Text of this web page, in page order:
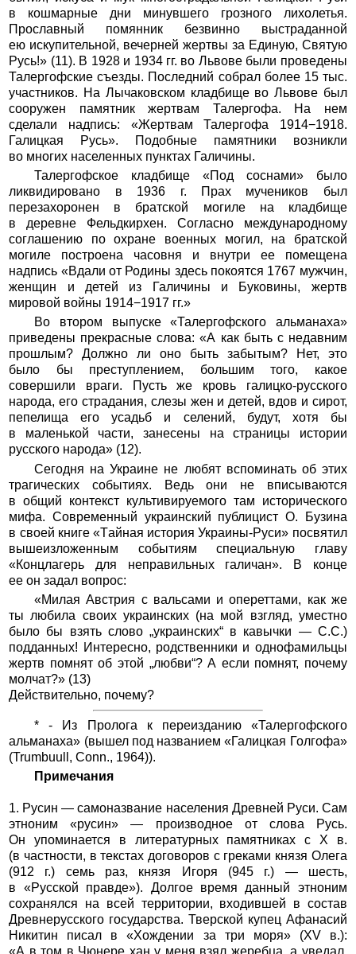
в кошмарные дни минувшего грозного лихолетья.
Прославный помянник безвинно выстраданной
ею искупительной, вечерней жертвы за Единую, Святую
Русь!» (11). В 1928 и 1934 гг. во Львове были проведены
Талергофские съезды. Последний собрал более 15 тыс.
участников. На Лычаковском кладбище во Львове был
сооружен памятник жертвам Талергофа. На нем
сделали надпись: «Жертвам Талергофа 1914−1918.
Галицкая Русь». Подобные памятники возникли
во многих населенных пунктах Галичины.
Талергофское кладбище «Под соснами» было
ликвидировано в 1936 г. Прах мучеников был
перезахоронен в братской могиле на кладбище
в деревне Фельдкирхен. Согласно международному
соглашению по охране военных могил, на братской
могиле построена часовня и внутри ее помещена
надпись «Вдали от Родины здесь покоятся 1767 мужчин,
женщин и детей из Галичины и Буковины, жертв
мировой войны 1914−1917 гг.»
Во втором выпуске «Талергофского альманаха»
приведены прекрасные слова: «А как быть с недавним
прошлым? Должно ли оно быть забытым? Нет, это
было бы преступлением, большим того, какое
совершили враги. Пусть же кровь галицко-русского
народа, его страдания, слезы жен и детей, вдов и сирот,
пепелища его усадьб и селений, будут, хотя бы
в маленькой части, занесены на страницы истории
русского народа» (12).
Сегодня на Украине не любят вспоминать об этих
трагических событиях. Ведь они не вписываются
в общий контекст культивируемого там исторического
мифа. Современный украинский публицист О. Бузина
в своей книге «Тайная история Украины-Руси» посвятил
вышеизложенным событиям специальную главу
«Концлагерь для неправильных галичан». В конце
ее он задал вопрос:
«Милая Австрия с вальсами и опереттами, как же
ты любила своих украинских (на мой взгляд, уместно
было бы взять слово „украинских“ в кавычки — С.С.)
подданных! Интересно, родственники и однофамильцы
жертв помнят об этой „любви“? А если помнят, почему
молчат?» (13)
Действительно, почему?
* - Из Пролога к переизданию «Талергофского
альманаха» (вышел под названием «Галицкая Голгофа»
(Trumbuull, Conn., 1964)).
Примечания
1. Русин — самоназвание населения Древней Руси. Сам
этноним «русин» — производное от слова Русь.
Он упоминается в литературных памятниках с X в.
(в частности, в текстах договоров с греками князя Олега
(912 г.) семь раз, князя Игоря (945 г.) — шесть,
в «Русской правде»). Долгое время данный этноним
сохранялся на всей территории, входившей в состав
Древнерусского государства. Тверской купец Афанасий
Никитин писал в «Хождении за три моря» (XV в.):
«А в том в Чюнере хан у меня взял жеребца, а уведал,